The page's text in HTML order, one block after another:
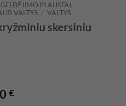
GELBĖJIMO PLAUSTAI,
IR VALTYS / VALTYS
skersiniu
€Price